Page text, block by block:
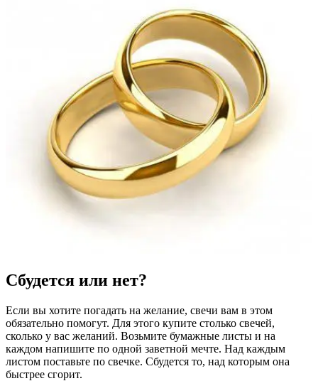
Сбудется или нет?
Если вы хотите погадать на желание, свечи вам в этом
обязательно помогут. Для этого купите столько свечей,
сколько у вас желаний. Возьмите бумажные листы и на
каждом напишите по одной заветной мечте. Над каждым
листом поставьте по свечке. Сбудется то, над которым она
быстрее сгорит.